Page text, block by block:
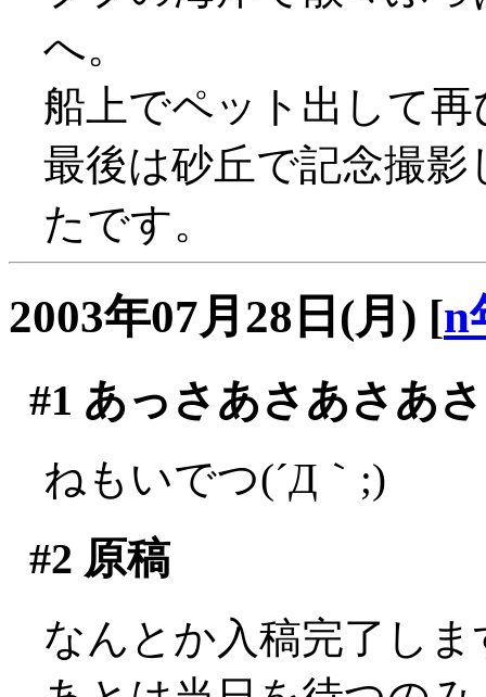
へ。
船上でペット出して
最後は砂丘で記念撮
たです。
2003年07月28日(月) [n
#1 あっさあさあさあ
ねもいでつ(´Д｀;)
#2 原稿
なんとか入稿完了し